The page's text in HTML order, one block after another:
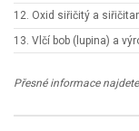
12. Oxid siřičitý a
13. Vlčí bob (lupina) a
Přesné informace